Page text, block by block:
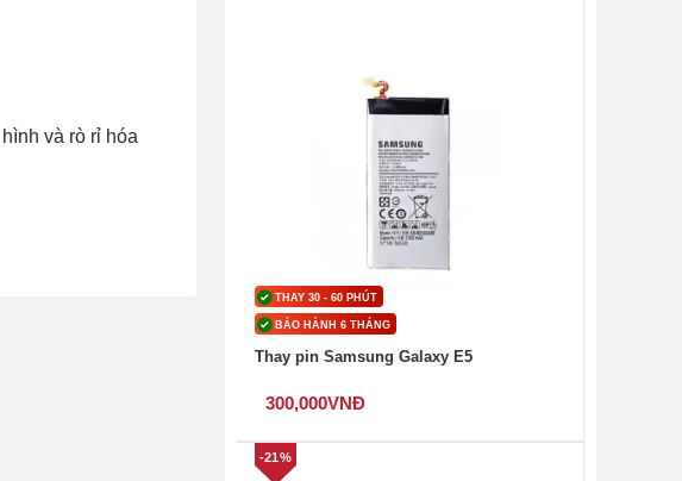
và rò rỉ hóa
THAY 30 - 60 PHÚT
BẢO HÀNH 6 THÁNG
Thay pin Samsung Galaxy E5
300,000VNĐ
-21%